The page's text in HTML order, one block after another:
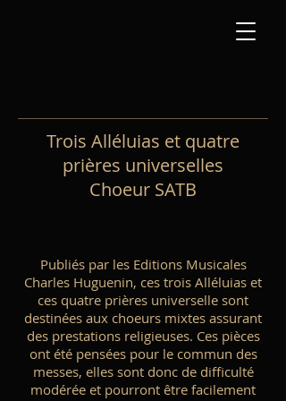
Trois Alléluias et quatre
prières universelles
Choeur SATB
Publiés par les Editions Musicales
Charles Huguenin, ces trois Alléluias et
ces quatre prières universelle sont
destinées aux choeurs mixtes assurant
des prestations religieuses. Ces pièces
ont été pensées pour le commun des
messes, elles sont donc de difficulté
modérée et pourront être facilement